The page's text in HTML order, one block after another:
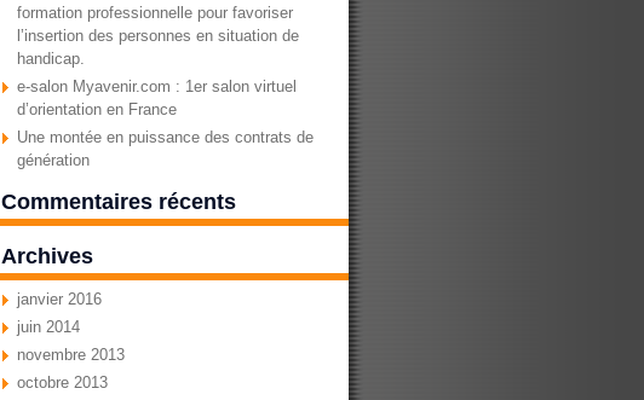
formation professionnelle pour favoriser
l’insertion des personnes en situation de
handicap.
e-salon Myavenir.com : 1er salon virtuel
d’orientation en France
Une montée en puissance des contrats de
génération
Commentaires récents
Archives
janvier 2016
juin 2014
novembre 2013
octobre 2013